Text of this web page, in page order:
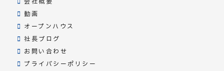
動画
オープンハウス
社長ブログ
お問い合わせ
プライバシーポリシー